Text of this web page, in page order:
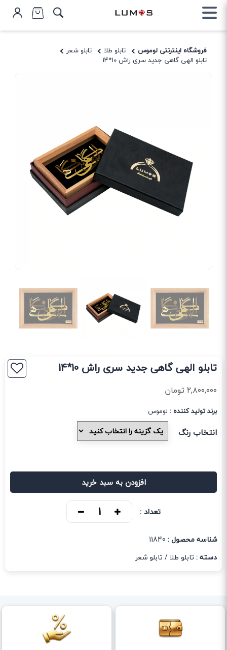
فروشگاه اینترنتی لوموس تابلو طلا
تابلو شعر
تابلو الهی گاهی جدید سری راش 10*14
تابلو الهی گاهی جدید سری راش 10*14
۲,۸۰۰,۰۰۰تومان
برند تولید کننده : لوموس
انتخاب رنگ
افزودن به سبد خرید
تعداد :
شناسه محصول : 11840
دسته : تابلو طلا / تابلو شعر